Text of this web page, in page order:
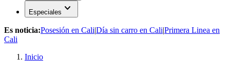
Especiales expand_more
Es noticia:Posesión en Cali|Día sin carro en Cali|Primera Linea en
Cali
Inicio